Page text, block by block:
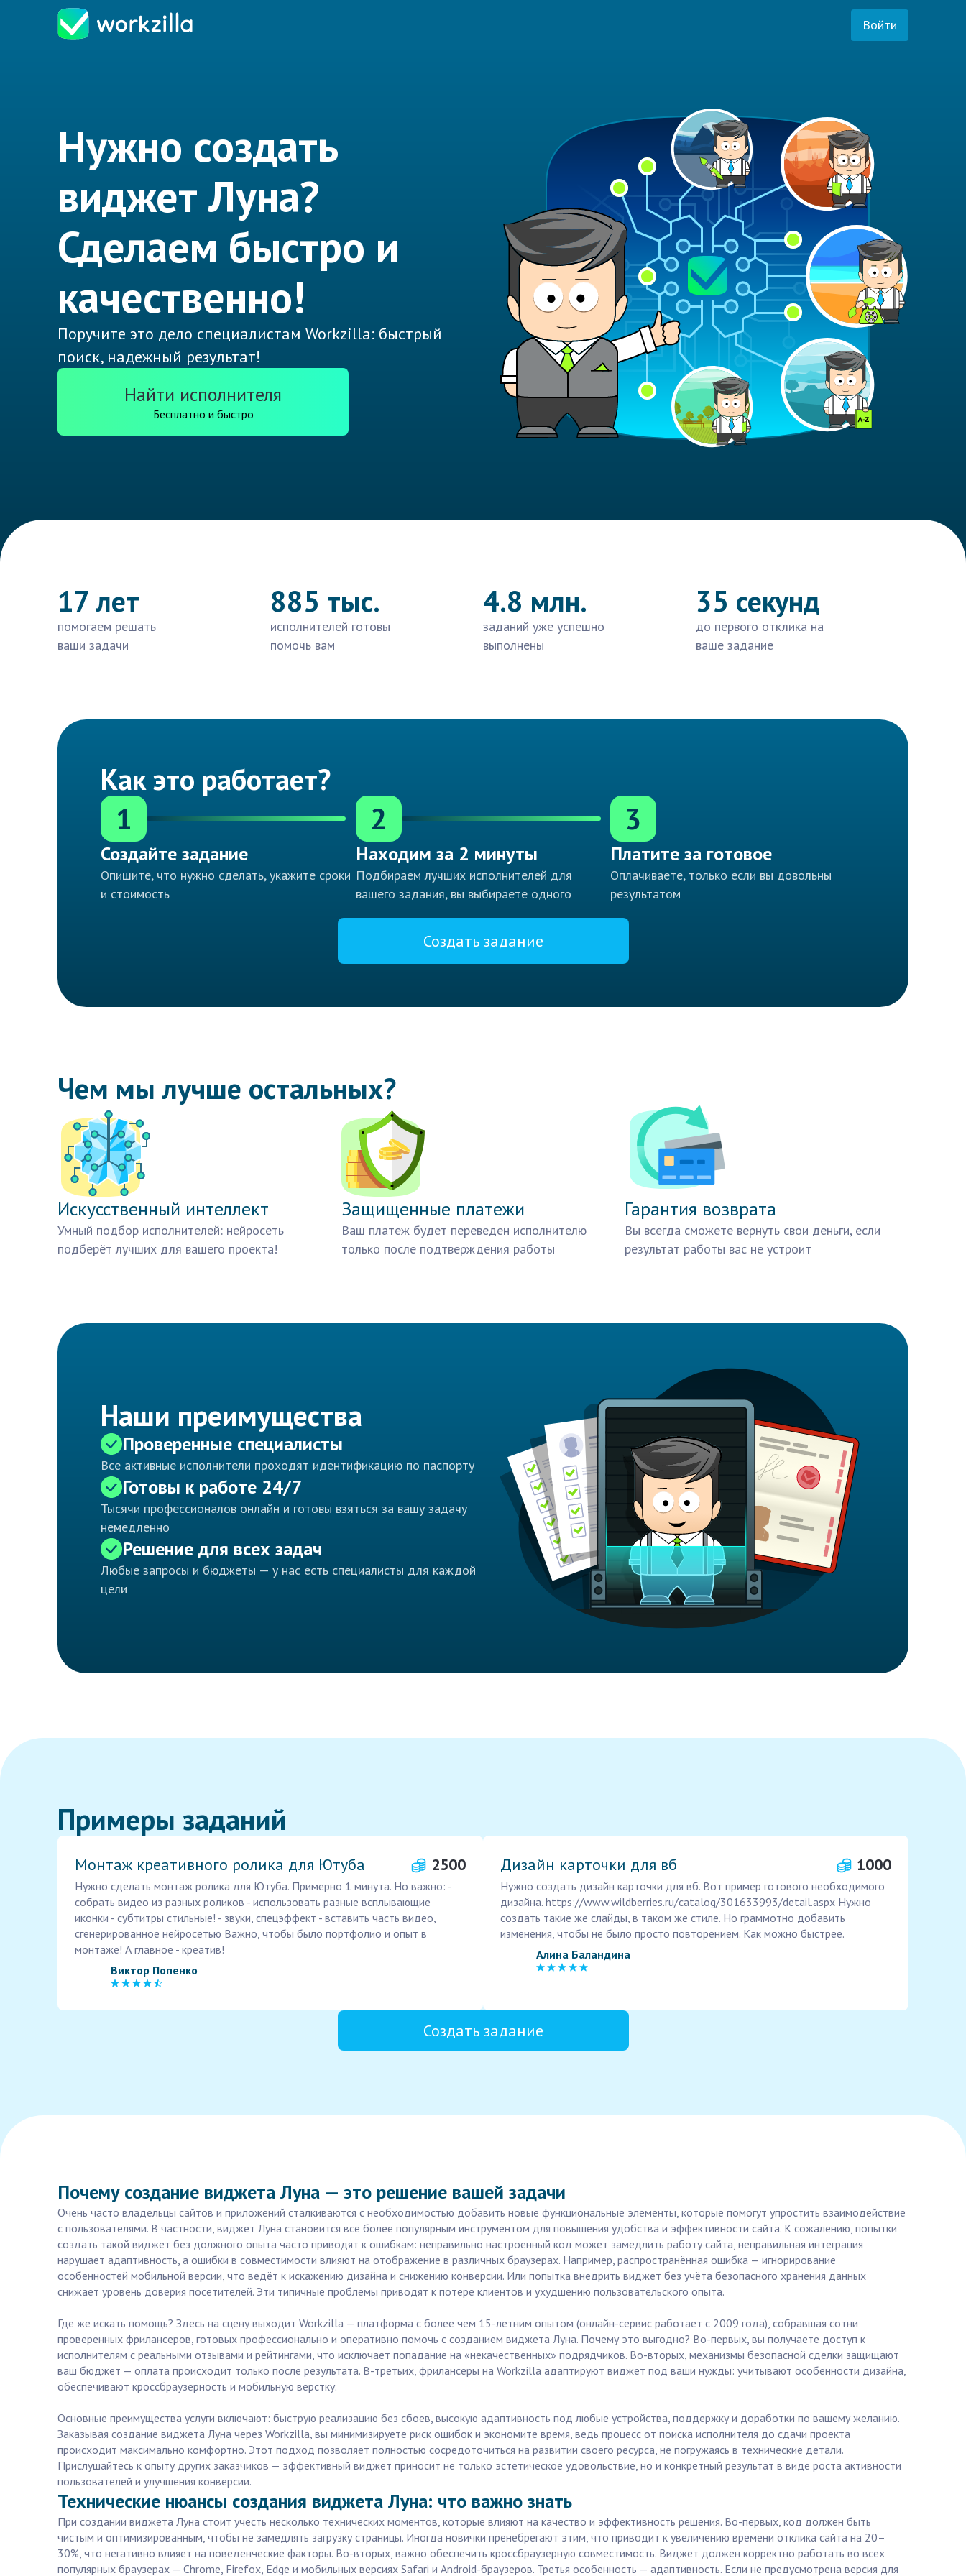
Войти
Нужно создать
виджет Луна?
Сделаем быстро и
качественно!
Поручите это дело специалистам Workzilla: быстрый
поиск, надежный результат!
Найти исполнителя
Бесплатно и быстро
17 лет
помогаем решать
ваши задачи
885 тыс.
исполнителей готовы
помочь вам
4.8 млн.
заданий уже успешно
выполнены
35 секунд
до первого отклика на
ваше задание
Как это работает?
1
Создайте задание
Опишите, что нужно сделать, укажите сроки
и стоимость
2
Находим за 2 минуты
Подбираем лучших исполнителей для
вашего задания, вы выбираете одного
3
Платите за готовое
Оплачиваете, только если вы довольны
результатом
Создать задание
Чем мы лучше остальных?
Искусственный интеллект
Умный подбор исполнителей: нейросеть
подберёт лучших для вашего проекта!
Защищенные платежи
Ваш платеж будет переведен исполнителю
только после подтверждения работы
Гарантия возврата
Вы всегда сможете вернуть свои деньги, если
результат работы вас не устроит
Наши преимущества
Проверенные специалисты
Все активные исполнители проходят идентификацию по паспорту
Готовы к работе 24/7
Тысячи профессионалов онлайн и готовы взяться за вашу задачу
немедленно
Решение для всех задач
Любые запросы и бюджеты — у нас есть специалисты для каждой
цели
Примеры заданий
Монтаж креативного ролика для Ютуба 2500
Нужно сделать монтаж ролика для Ютуба. Примерно 1 минута. Но важно: -
собрать видео из разных роликов - использовать разные всплывающие
иконки - субтитры стильные! - звуки, спецэффект - вставить часть видео,
сгенерированное нейросетью Важно, чтобы было портфолио и опыт в
монтаже! А главное - креатив!
Виктор Попенко
Дизайн карточки для вб 1000
Нужно создать дизайн карточки для вб. Вот пример готового необходимого
дизайна. https://www.wildberries.ru/catalog/301633993/detail.aspx Нужно
создать такие же слайды, в таком же стиле. Но граммотно добавить
изменения, чтобы не было просто повторением. Как можно быстрее.
Алина Баландина
Создать задание
Почему создание виджета Луна — это решение вашей задачи
Очень часто владельцы сайтов и приложений сталкиваются с необходимостью добавить новые функциональные элементы, которые помогут упростить взаимодействие
с пользователями. В частности, виджет Луна становится всё более популярным инструментом для повышения удобства и эффективности сайта. К сожалению, попытки
создать такой виджет без должного опыта часто приводят к ошибкам: неправильно настроенный код может замедлить работу сайта, неправильная интеграция
нарушает адаптивность, а ошибки в совместимости влияют на отображение в различных браузерах. Например, распространённая ошибка — игнорирование
особенностей мобильной версии, что ведёт к искажению дизайна и снижению конверсии. Или попытка внедрить виджет без учёта безопасного хранения данных
снижает уровень доверия посетителей. Эти типичные проблемы приводят к потере клиентов и ухудшению пользовательского опыта.
Где же искать помощь? Здесь на сцену выходит Workzilla — платформа с более чем 15-летним опытом (онлайн-сервис работает с 2009 года), собравшая сотни
проверенных фрилансеров, готовых профессионально и оперативно помочь с созданием виджета Луна. Почему это выгодно? Во-первых, вы получаете доступ к
исполнителям с реальными отзывами и рейтингами, что исключает попадание на «некачественных» подрядчиков. Во-вторых, механизмы безопасной сделки защищают
ваш бюджет — оплата происходит только после результата. В-третьих, фрилансеры на Workzilla адаптируют виджет под ваши нужды: учитывают особенности дизайна,
обеспечивают кроссбраузерность и мобильную верстку.
Основные преимущества услуги включают: быструю реализацию без сбоев, высокую адаптивность под любые устройства, поддержку и доработки по вашему желанию.
Заказывая создание виджета Луна через Workzilla, вы минимизируете риск ошибок и экономите время, ведь процесс от поиска исполнителя до сдачи проекта
происходит максимально комфортно. Этот подход позволяет полностью сосредоточиться на развитии своего ресурса, не погружаясь в технические детали.
Прислушайтесь к опыту других заказчиков — эффективный виджет приносит не только эстетическое удовольствие, но и конкретный результат в виде роста активности
пользователей и улучшения конверсии.
Технические нюансы создания виджета Луна: что важно знать
При создании виджета Луна стоит учесть несколько технических моментов, которые влияют на качество и эффективность решения. Во-первых, код должен быть
чистым и оптимизированным, чтобы не замедлять загрузку страницы. Иногда новички пренебрегают этим, что приводит к увеличению времени отклика сайта на 20–
30%, что негативно влияет на поведенческие факторы. Во-вторых, важно обеспечить кроссбраузерную совместимость. Виджет должен корректно работать во всех
популярных браузерах — Chrome, Firefox, Edge и мобильных версиях Safari и Android-браузеров. Третья особенность — адаптивность. Если не предусмотрена версия для